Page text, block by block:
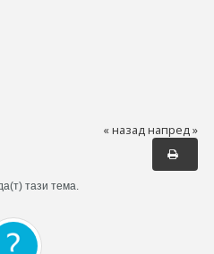
« назад напред »
тази тема.